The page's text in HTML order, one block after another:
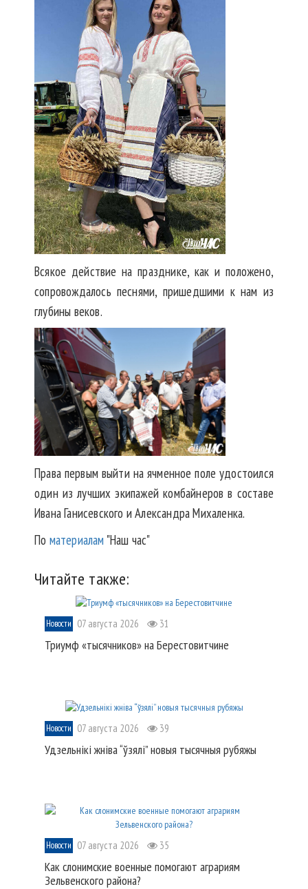
Всякое действие на празднике, как и положено,
сопровождалось песнями, пришедшими к нам из
глубины веков.
Права первым выйти на ячменное поле удостоился
один из лучших экипажей комбайнеров в составе
Ивана Ганисевского и Александра Михаленка.
По материалам "Наш час"
Читайте также:
Новости 07 августа 2026 31
Триумф «тысячников» на Берестовитчине
Новости 07 августа 2026 39
Удзельнікі жніва “ўзялі” новыя тысячныя рубяжы
Новости 07 августа 2026 35
Как слонимские военные помогают аграриям
Зельвенского района?